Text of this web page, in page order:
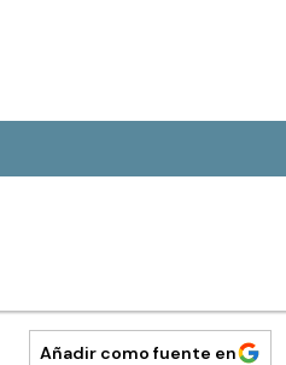
Añadir como fuente en